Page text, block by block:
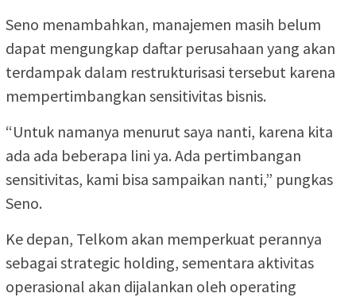
Seno menambahkan, manajemen masih belum
dapat mengungkap daftar perusahaan yang akan
terdampak dalam restrukturisasi tersebut karena
mempertimbangkan sensitivitas bisnis.
“Untuk namanya menurut saya nanti, karena kita
ada ada beberapa lini ya. Ada pertimbangan
sensitivitas, kami bisa sampaikan nanti,” pungkas
Seno.
Ke depan, Telkom akan memperkuat perannya
sebagai strategic holding, sementara aktivitas
operasional akan dijalankan oleh operating